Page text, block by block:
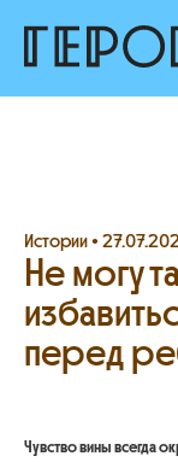
Истории •
Не могу
перед
Чувство вины всегда